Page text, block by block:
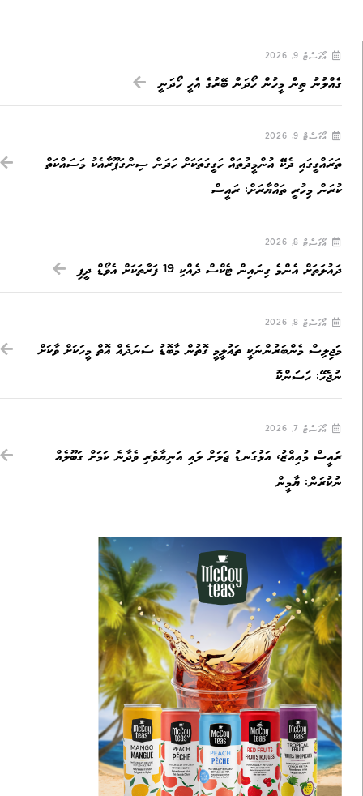
އޯގަސްޓް 9, 2026
ގެއްލުނު ތިން މީހުން ހޯދަން ބޭރުގެ އެހީ ހޯދަނީ
އޯގަސްޓް 9, 2026
ތަރައްގީގައި ދެކޭ އުންމީދުތައް ހަގީގަތަކަށް ހަދަން ސިންގަޕޫރާއެކު މަސައްކަތް
ކުރަން މިހުރީ ތައްޔާރަށް: ރައީސް
އޯގަސްޓް 8, 2026
ދައުލަތަށް އެންމެ ގިނައިން ޓެކްސް ދެއްކި 19 ފަރާތަކަށް އެވޯޑް ދީފި
އޯގަސްޓް 8, 2026
މަޖިލިސް މެންބަރުންނަކީ ތައުލީމީ ގޮތުން މާބޮޑު ސަނަދެއް އޮތް މީހަކަށް ވާކަށް
ނުޖެހޭ: ހަސަންކޮ
އޯގަސްޓް 7, 2026
ރައީސް މުއިއްޒު، އަޅުގަނޑު ޖަލަށް ލައި އަނިޔާވެރި ވެދާނެ ކަމަށް ގަބޫލެއް
ނުކުރަން: ޔާމީން